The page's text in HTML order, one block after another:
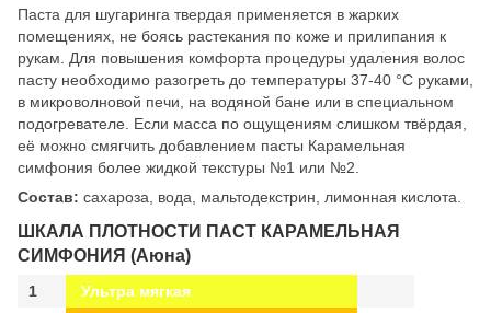
Паста для шугаринга твердая применяется в жарких
помещениях, не боясь растекания по коже и прилипания к
рукам. Для повышения комфорта процедуры удаления волос
пасту необходимо разогреть до температуры 37-40 °C руками,
в микроволновой печи, на водяной бане или в специальном
подогревателе. Если масса по ощущениям слишком твёрдая,
её можно смягчить добавлением пасты Карамельная
симфония более жидкой текстуры №1 или №2.
Состав: сахароза, вода, мальтодекстрин, лимонная кислота.
ШКАЛА ПЛОТНОСТИ ПАСТ КАРАМЕЛЬНАЯ
СИМФОНИЯ (Аюна)
1
Ультра мягкая